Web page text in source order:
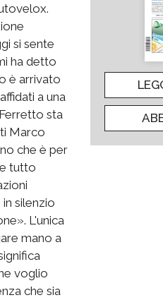
si sente
ha detto
è arrivato
a una
sta
Marco
che è per
tutto
silenzio
L'unica
mano a
voglio
che sia